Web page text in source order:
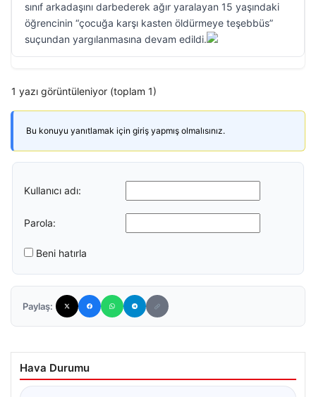
sınıf arkadaşını darbederek ağır yaralayan 15 yaşındaki
öğrencinin “çocuğa karşı kasten öldürmeye teşebbüs”
suçundan yargılanmasına devam edildi.
1 yazı görüntüleniyor (toplam 1)
Bu konuyu yanıtlamak için giriş yapmış olmalısınız.
Kullanıcı adı:
Parola:
Beni hatırla
Paylaş:
Hava Durumu